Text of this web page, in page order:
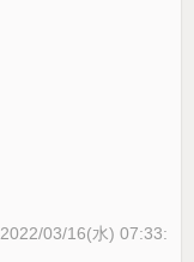
2022/03/16(水) 07:33: